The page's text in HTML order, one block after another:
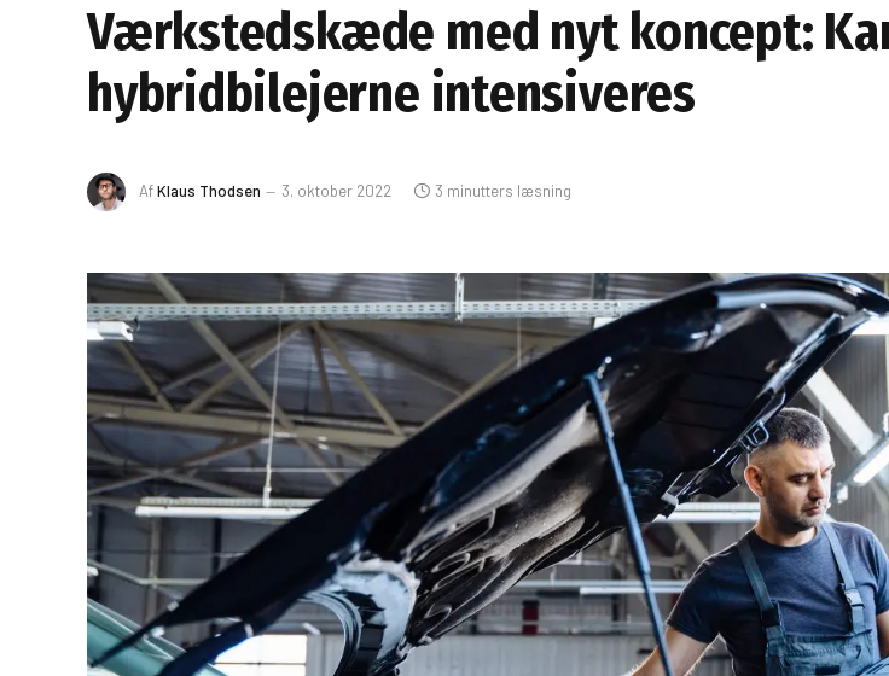
Værkstedskæde med nyt koncept:
hybridbilejerne intensiveres
AfKlaus Thodsen 3. oktober 2022 3 minutters læsning